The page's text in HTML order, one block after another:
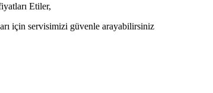
Etiler,
için servisimizi güvenle arayabilirsiniz